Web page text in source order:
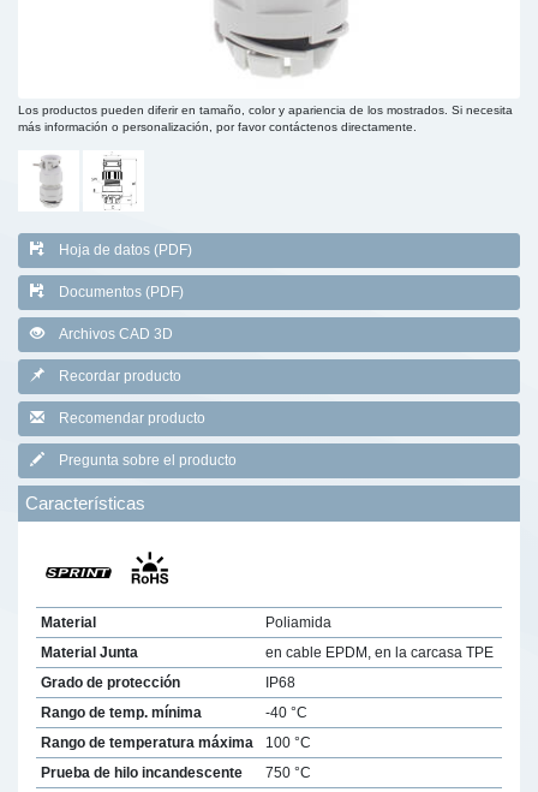
Los productos pueden diferir en tamaño, color y apariencia de los mostrados. Si necesita
más información o personalización, por favor contáctenos directamente.
Hoja de datos (PDF)
Documentos (PDF)
Archivos CAD 3D
Recordar producto
Recomendar producto
Pregunta sobre el producto
Características
Material
Poliamida
Material Junta
en cable EPDM, en la carcasa TPE
Grado de protección
IP68
Rango de temp. mínima
-40 °C
Rango de temperatura máxima
100 °C
Prueba de hilo incandescente
750 °C